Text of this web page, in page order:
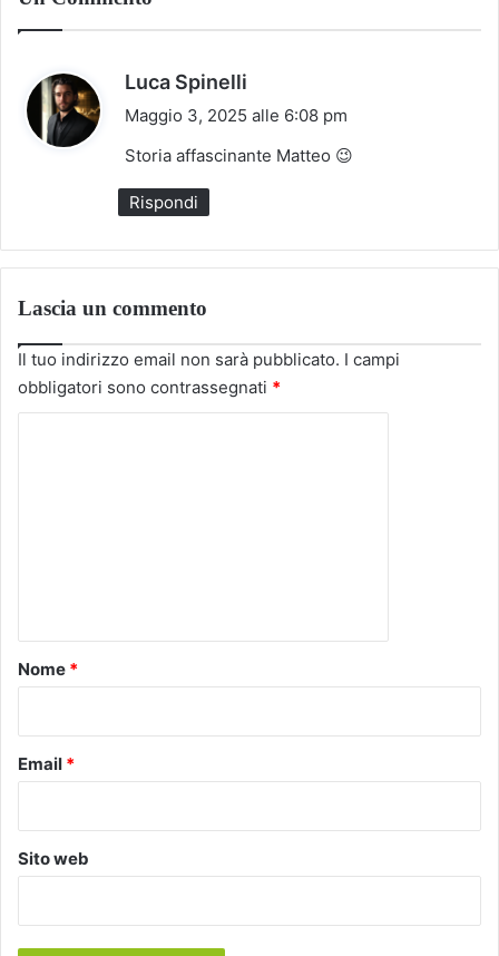
Luca Spinelli
a
Maggio 3, 2025 alle 6:08 pm
Storia affascinante Matteo 😉
Rispondi
Lascia un commento
Il tuo indirizzo email non sarà pubblicato. I campi
obbligatori sono contrassegnati *
o
Nome *
Email *
Sito web